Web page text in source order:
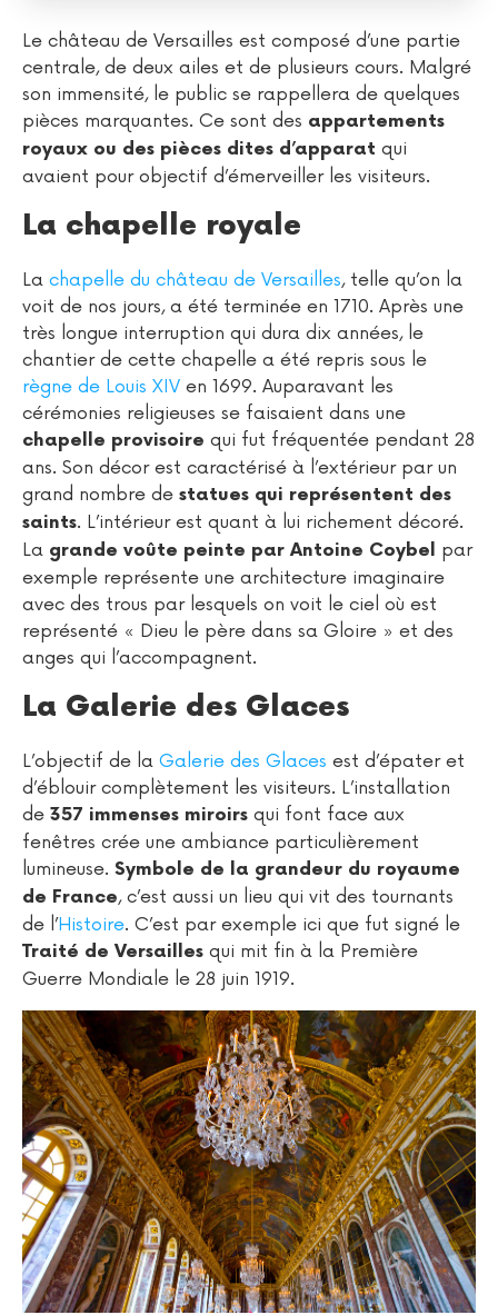
Le château de Versailles est composé d’une partie
centrale, de deux ailes et de plusieurs cours. Malgré
son immensité, le public se rappellera de quelques
pièces marquantes. Ce sont des appartements
royaux ou des pièces dites d’apparat qui
avaient pour objectif d’émerveiller les visiteurs.
La chapelle royale
La chapelle du château de Versailles, telle qu’on la
voit de nos jours, a été terminée en 1710. Après une
très longue interruption qui dura dix années, le
chantier de cette chapelle a été repris sous le
règne de Louis XIV en 1699. Auparavant les
cérémonies religieuses se faisaient dans une
chapelle provisoire qui fut fréquentée pendant 28
ans. Son décor est caractérisé à l’extérieur par un
grand nombre de statues qui représentent des
saints. L’intérieur est quant à lui richement décoré.
La grande voûte peinte par Antoine Coybel par
exemple représente une architecture imaginaire
avec des trous par lesquels on voit le ciel où est
représenté « Dieu le père dans sa Gloire » et des
anges qui l’accompagnent.
La Galerie des Glaces
L’objectif de la Galerie des Glaces est d’épater et
d’éblouir complètement les visiteurs. L’installation
de 357 immenses miroirs qui font face aux
fenêtres crée une ambiance particulièrement
lumineuse. Symbole de la grandeur du royaume
de France, c’est aussi un lieu qui vit des tournants
de l’Histoire. C’est par exemple ici que fut signé le
Traité de Versailles qui mit fin à la Première
Guerre Mondiale le 28 juin 1919.